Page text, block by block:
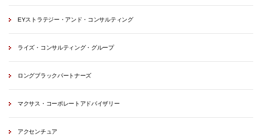
EYストラテジー・アンド・コンサルティング
ライズ・コンサルティング・グループ
ロングブラックパートナーズ
マクサス・コーポレートアドバイザリー
アクセンチュア